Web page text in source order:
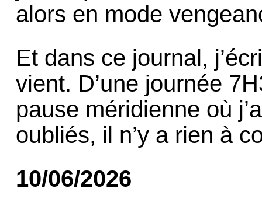
alors en mode
Et dans ce journal,
vient. D’une journée
pause méridienne où
oubliés, il n’y a rien à
10/06/2026